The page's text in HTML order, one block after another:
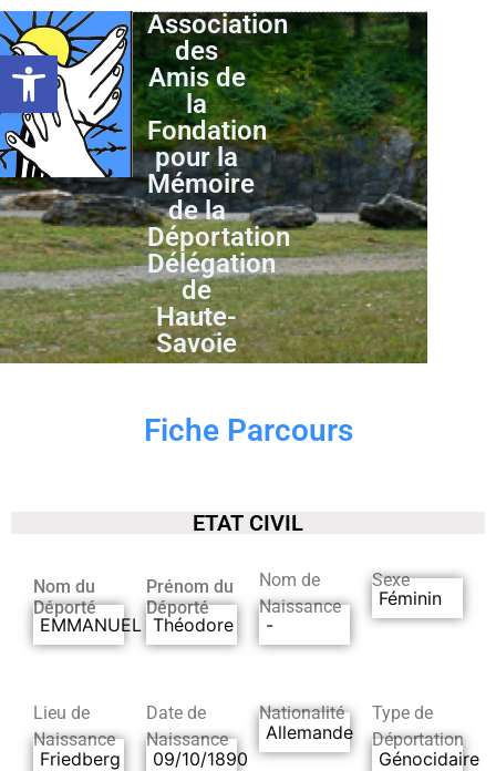
Ouvrir la barre d’outils
Association
des
Amis de
la
Fondation
pour la
Mémoire
de la
Déportation
Délégation
de
Haute-
Savoie
Fiche Parcours
ETAT CIVIL
Nom du
Déporté
EMMANUEL
Prénom du
Déporté
Théodore
Nom de
Naissance
-
Sexe
Féminin
Lieu de
Naissance
Friedberg
Date de
Naissance
09/10/1890
Nationalité
Allemande
Type de
Déportation
Génocidaire